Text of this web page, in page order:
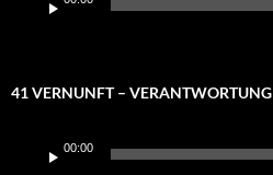
Player
41 VERNUNFT – VERANTWORTUNG
Player
00:00